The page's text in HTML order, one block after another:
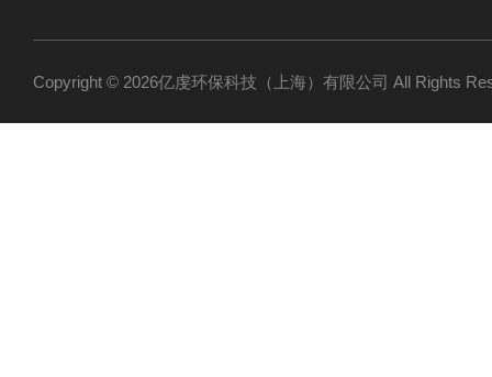
Copyright © 2026亿虔环保科技（上海）有限公司 All Rights